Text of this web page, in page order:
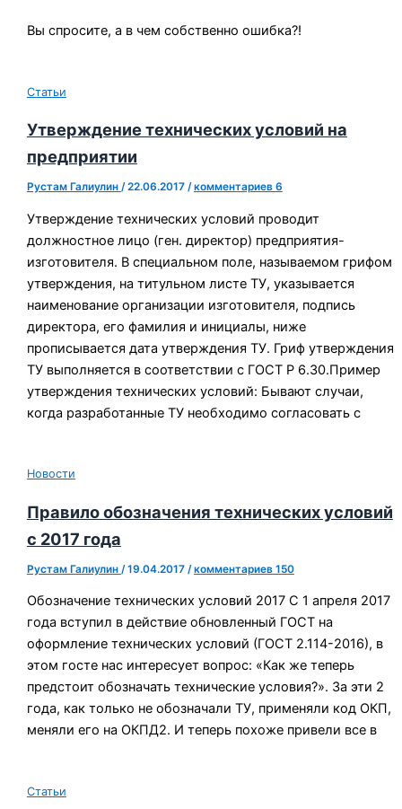
Вы спросите, а в чем собственно ошибка?!
Статьи
Утверждение технических условий на
предприятии
Рустам Галиулин /22.06.2017 /комментариев 6
Утверждение технических условий проводит
должностное лицо (ген. директор) предприятия-
изготовителя. В специальном поле, называемом грифом
утверждения, на титульном листе ТУ, указывается
наименование организации изготовителя, подпись
директора, его фамилия и инициалы, ниже
прописывается дата утверждения ТУ. Гриф утверждения
ТУ выполняется в соответствии с ГОСТ Р 6.30.Пример
утверждения технических условий: Бывают случаи,
когда разработанные ТУ необходимо согласовать с
Новости
Правило обозначения технических условий
с 2017 года
Рустам Галиулин /19.04.2017 /комментариев 150
Обозначение технических условий 2017 С 1 апреля 2017
года вступил в действие обновленный ГОСТ на
оформление технических условий (ГОСТ 2.114-2016), в
этом госте нас интересует вопрос: «Как же теперь
предстоит обозначать технические условия?». За эти 2
года, как только не обозначали ТУ, применяли код ОКП,
меняли его на ОКПД2. И теперь похоже привели все в
Статьи